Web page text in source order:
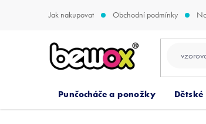
Jak nakupovat Obchodní podmínky
Punčocháče a ponožky